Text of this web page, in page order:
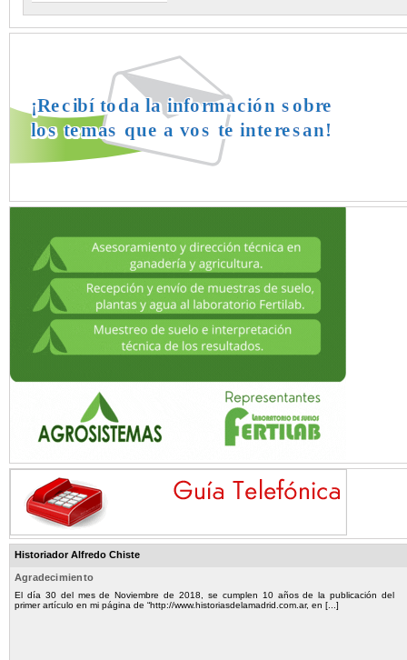
Historiador Alfredo Chiste
Agradecimiento
El día 30 del mes de Noviembre de 2018, se cumplen 10 años de la publicación del
primer artículo en mi página de “http://www.historiasdelamadrid.com.ar, en [...]